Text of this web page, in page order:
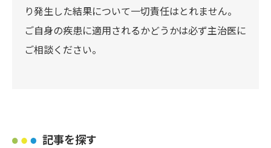
り発生した結果について一切責任はとれません。
ご自身の疾患に適用されるかどうかは必ず主治医に
ご相談ください。
記事を探す